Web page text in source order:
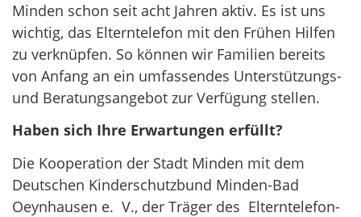
Minden schon seit acht Jahren aktiv. Es ist uns
wichtig, das Elterntelefon mit den Frühen Hilfen
zu verknüpfen. So können wir Familien bereits
von Anfang an ein umfassendes Unterstützungs-
und Beratungsangebot zur Verfügung stellen.
Haben sich Ihre Erwartungen erfüllt?
Die Kooperation der Stadt Minden mit dem
Deutschen Kinderschutzbund Minden-Bad
Oeynhausen e. V., der Träger des Elterntelefon-